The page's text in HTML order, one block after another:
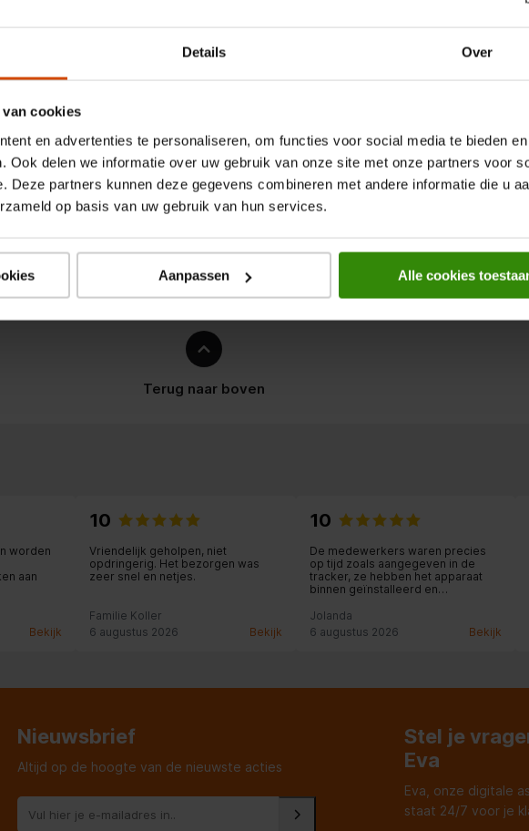
Details Over
cookies
en advertenties te personaliseren, om functies voor social media te bieden
Ook delen we informatie over uw gebruik van onze site met onze partners voor
Deze partners kunnen deze gegevens combineren met andere informatie die u
op basis van uw gebruik van hun services.
Aanpassen Alle cookies
de River 3 meer dan 3.000
zorgt de
bij hoge temperaturen.
betrouwbare, snelle en
waar je ook bent.
Terug naar boven
worden
aan
Bekijk
10
Vriendelijk geholpen, niet
opdringerig. Het bezorgen was
zeer snel en netjes.
Familie Koller
6 augustus 2026
Bekijk
10
De medewerkers waren precies
op tijd zoals aangegeven in de
tracker, ze hebben het apparaat
binnen geïnstalleerd en
met overladen en de oude
apparaten meegenomen
Jolanda
6 augustus 2026
Bekijk
Nieuwsbrief
Altijd op de hoogte van de nieuwste acties
Stel je
Eva
Eva, onze digitale
staat 24/7 voor je